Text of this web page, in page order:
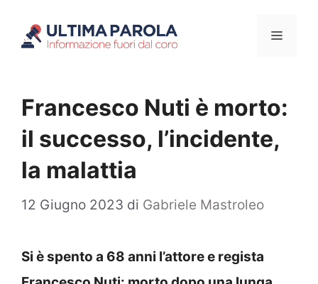
Menu
Francesco Nuti è morto:
il successo, l’incidente,
la malattia
12 Giugno 2023 di Gabriele Mastroleo
Si è spento a 68 anni l’attore e regista